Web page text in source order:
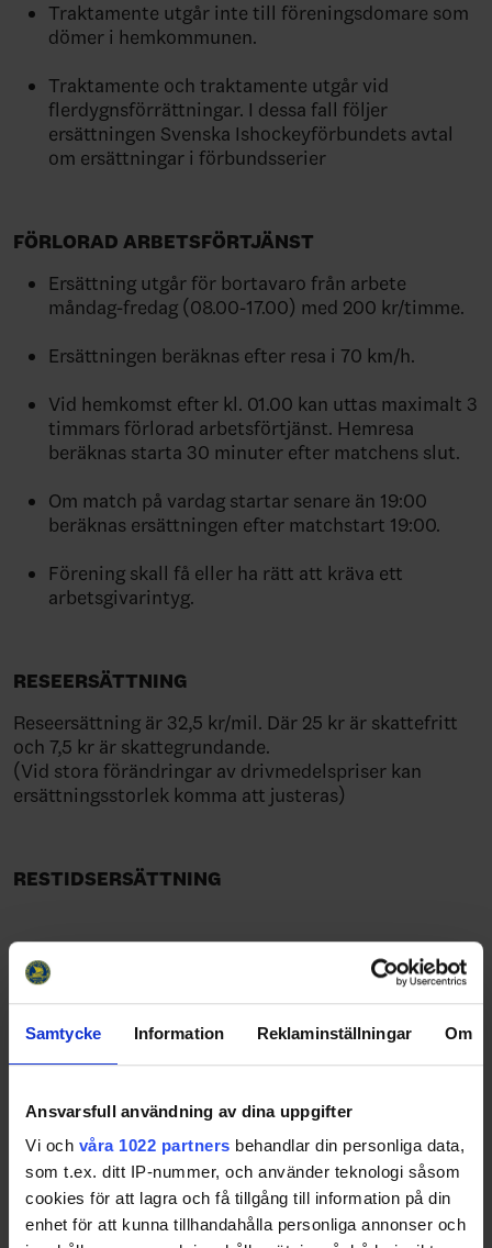
Samtycke Information Reklaminställningar Om
Ansvarsfull användning av dina uppgifter
Vi och våra 1022 partners behandlar din personliga data,
som t.ex. ditt IP-nummer, och använder teknologi såsom
cookies för att lagra och få tillgång till information på din
enhet för att kunna tillhandahålla personliga annonser och
Traktamente utgår inte till föreningsdomare som
dömer i hemkommunen.
Traktamente och traktamente utgår vid
flerdygnsförrättningar. I dessa fall följer
ersättningen Svenska Ishockeyförbundets avtal
om ersättningar i förbundsserier
FÖRLORAD ARBETSFÖRTJÄNST
Ersättning utgår för bortavaro från arbete
måndag-fredag (08.00-17.00) med 200 kr/timme.
Ersättningen beräknas efter resa i 70 km/h.
Vid hemkomst efter kl. 01.00 kan uttas maximalt 3
timmars förlorad arbetsförtjänst. Hemresa
beräknas starta 30 minuter efter matchens slut.
Om match på vardag startar senare än 19:00
beräknas ersättningen efter matchstart 19:00.
Förening skall få eller ha rätt att kräva ett
arbetsgivarintyg.
RESEERSÄTTNING
Reseersättning är 32,5 kr/mil. Där 25 kr är skattefritt
och 7,5 kr är skattegrundande.
(Vid stora förändringar av drivmedelspriser kan
ersättningsstorlek komma att justeras)
RESTIDSERSÄTTNING
Restidsersättning utgår enligt följande: Match
lördag, söndag eller annan helgdag i samtliga
serier:
0 – 9,99 mil enkel resa 0 kr
10 – 19,99 mil enkel resa 120 kr
EJ TÄVLINGSMATCHER & CUPER